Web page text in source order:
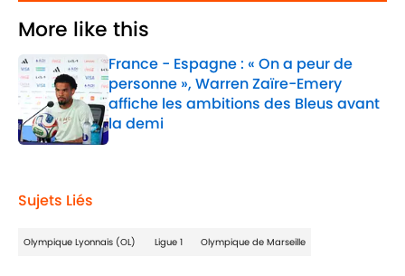
More like this
France - Espagne : « On a peur de
personne », Warren Zaïre-Emery
affiche les ambitions des Bleus avant
la demi
Published by on Invalid Date
Sujets Liés
Olympique Lyonnais (OL) Ligue 1 Olympique de Marseille